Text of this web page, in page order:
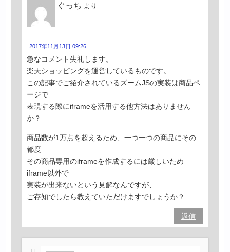
ぐっち より:
2017年11月13日 09:26
急なコメント失礼します。
楽天ショッピングを運営しているものです。
この記事でご紹介されているズームJSの実装は商品ペ
ージで
表現する際にiframeを活用する他方法はありません
か？
商品数が1万点を超えるため、一つ一つの商品にその
都度
その商品専用のiframeを作成するには厳しいため
iframe以外で
実装が出来ないという見解なんですが、
ご存知でしたら教えていただけますでしょうか？
返信